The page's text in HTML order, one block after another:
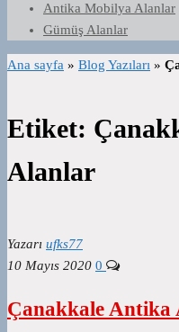
Antika Mobilya Alanlar
Gümüş Alanlar
Ana sayfa » Blog Yazıları »
Etiket:
Alanlar
Yazarı ufks77
10 Mayıs 2020 0
Çanakkale Antika